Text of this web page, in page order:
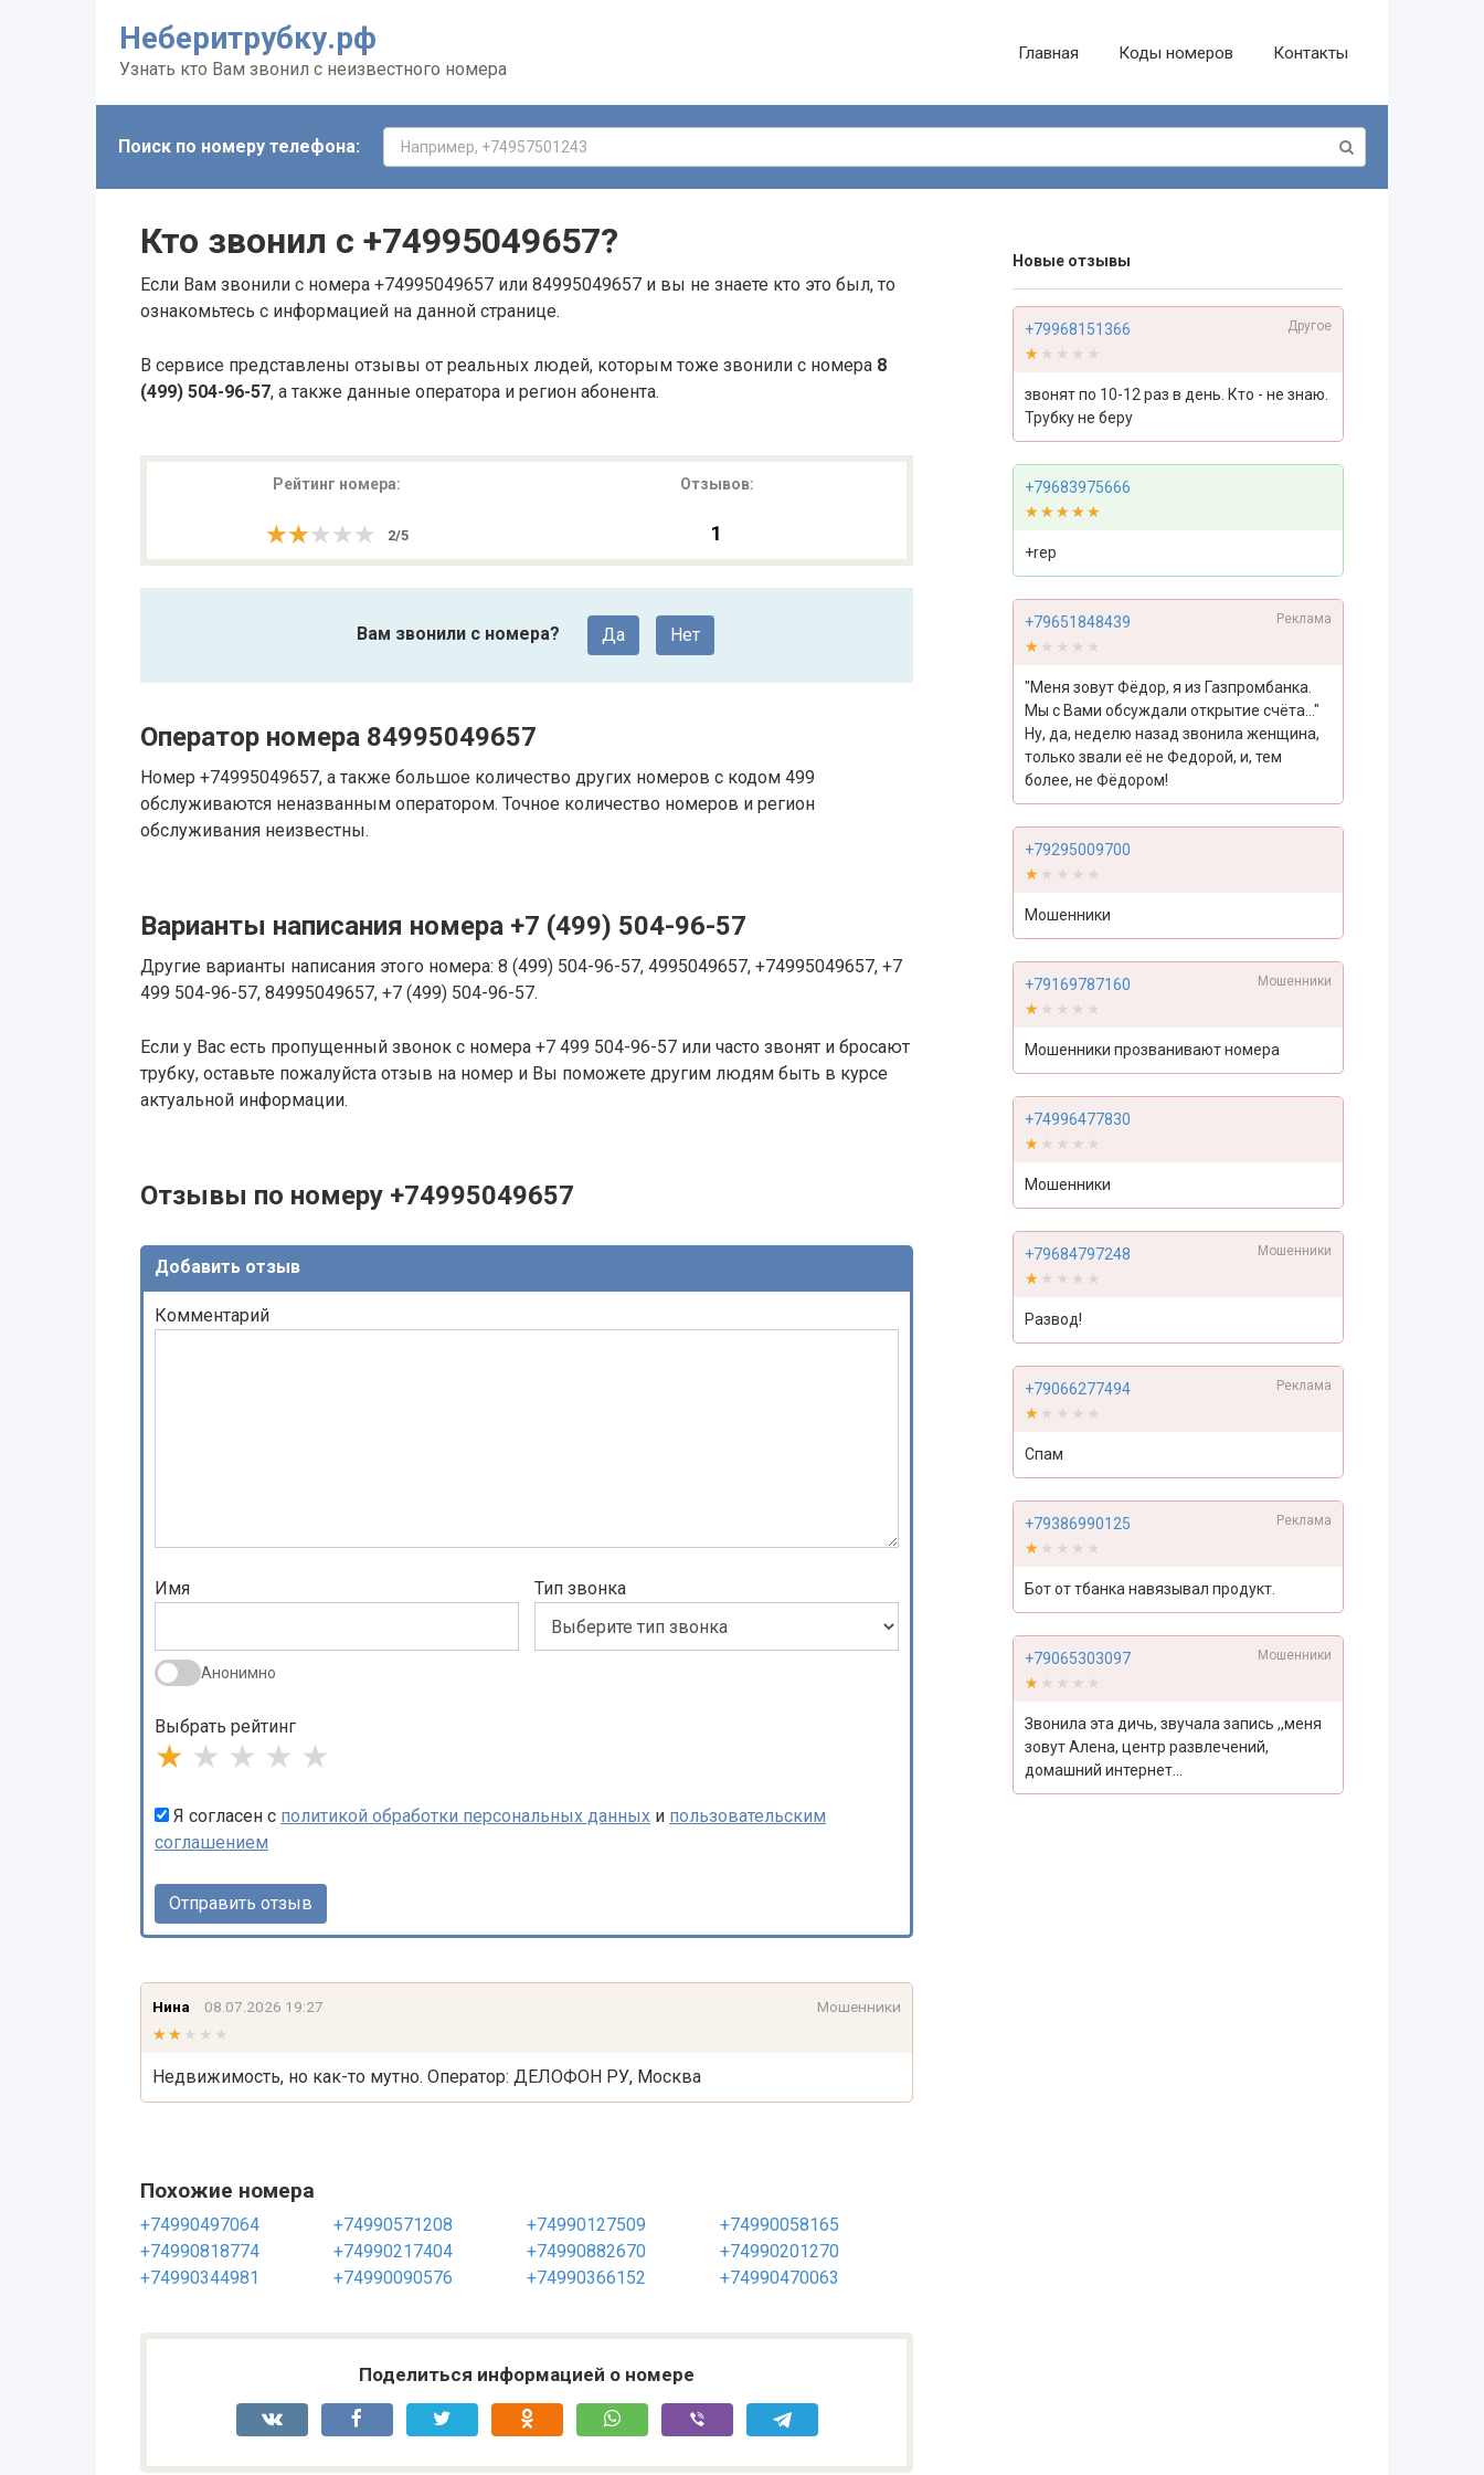
Неберитрубку.рф
Узнать кто Вам звонил с неизвестного номера
Главная Коды номеров Контакты
Поиск по номеру телефона:
Кто звонил с +74995049657?
Если Вам звонили с номера +74995049657 или 84995049657 и вы не знаете кто это был, то
ознакомьтесь с информацией на данной странице.
В сервисе представлены отзывы от реальных людей, которым тоже звонили с номера 8
(499) 504-96-57, а также данные оператора и регион абонента.
Рейтинг номера:
★★★★★
★★★★★ 2/5
Отзывов:
1
Вам звонили с номера? Да Нет
Оператор номера 84995049657
Номер +74995049657, а также большое количество других номеров с кодом 499
обслуживаются неназванным оператором. Точное количество номеров и регион
обслуживания неизвестны.
Варианты написания номера +7 (499) 504-96-57
Другие варианты написания этого номера: 8 (499) 504-96-57, 4995049657, +74995049657, +7
499 504-96-57, 84995049657, +7 (499) 504-96-57.
Если у Вас есть пропущенный звонок с номера +7 499 504-96-57 или часто звонят и бросают
трубку, оставьте пожалуйста отзыв на номер и Вы поможете другим людям быть в курсе
актуальной информации.
Отзывы по номеру +74995049657
Добавить отзыв
Комментарий
Имя
Анонимно
Тип звонка
Выбрать рейтинг
★ ★ ★ ★ ★
Я согласен с политикой обработки персональных данных и пользовательским
соглашением
Нина 08.07.2026 19:27
Мошенники
★★★★★
★★★★★
Недвижимость, но как-то мутно. Оператор: ДЕЛОФОН РУ, Москва
Похожие номера
+74990497064 +74990571208 +74990127509
+74990058165
+74990818774
+74990217404 +74990882670
+74990201270
+74990344981
+74990090576 +74990366152 +74990470063
Поделиться информацией о номере
Новые отзывы
+79968151366 Другое
★★★★★
★★★★★
звонят по 10-12 раз в день. Кто - не знаю.
Трубку не беру
+79683975666
★★★★★
★★★★★
+rep
+79651848439 Реклама
★★★★★
★★★★★
"Меня зовут Фёдор, я из Газпромбанка.
Мы с Вами обсуждали открытие счёта..."
Ну, да, неделю назад звонила женщина,
только звали её не Федорой, и, тем
более, не Фёдором!
+79295009700
★★★★★
★★★★★
Мошенники
+79169787160 Мошенники
★★★★★
★★★★★
Мошенники прозванивают номера
+74996477830
★★★★★
★★★★★
Мошенники
+79684797248 Мошенники
★★★★★
★★★★★
Развод!
+79066277494 Реклама
★★★★★
★★★★★
Спам
+79386990125 Реклама
★★★★★
★★★★★
Бот от тбанка навязывал продукт.
+79065303097 Мошенники
★★★★★
★★★★★
Звонила эта дичь, звучала запись ,,меня
зовут Алена, центр развлечений,
домашний интернет...